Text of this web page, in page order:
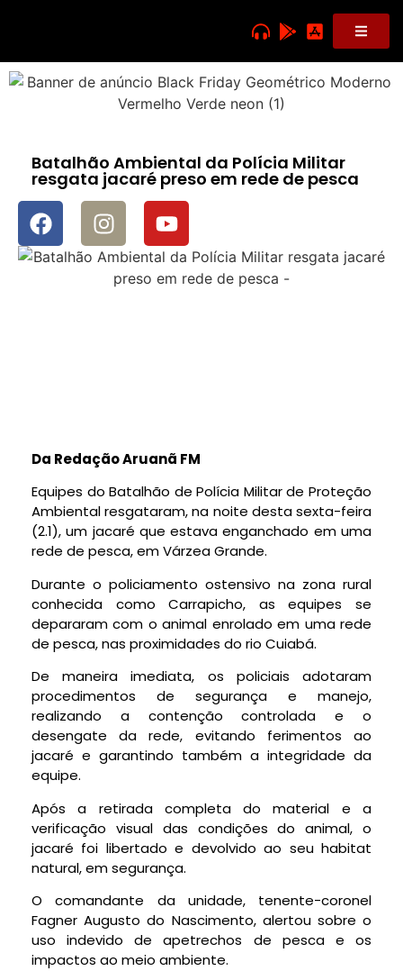
Batalhão Ambiental da Polícia Militar
resgata jacaré preso em rede de pesca
Da Redação Aruanã FM
Equipes do Batalhão de Polícia Militar de Proteção
Ambiental resgataram, na noite desta sexta-feira
(2.1), um jacaré que estava enganchado em uma
rede de pesca, em Várzea Grande.
Durante o policiamento ostensivo na zona rural
conhecida como Carrapicho, as equipes se
depararam com o animal enrolado em uma rede
de pesca, nas proximidades do rio Cuiabá.
De maneira imediata, os policiais adotaram
procedimentos de segurança e manejo,
realizando a contenção controlada e o
desengate da rede, evitando ferimentos ao
jacaré e garantindo também a integridade da
equipe.
Após a retirada completa do material e a
verificação visual das condições do animal, o
jacaré foi libertado e devolvido ao seu habitat
natural, em segurança.
O comandante da unidade, tenente-coronel
Fagner Augusto do Nascimento, alertou sobre o
uso indevido de apetrechos de pesca e os
impactos ao meio ambiente.